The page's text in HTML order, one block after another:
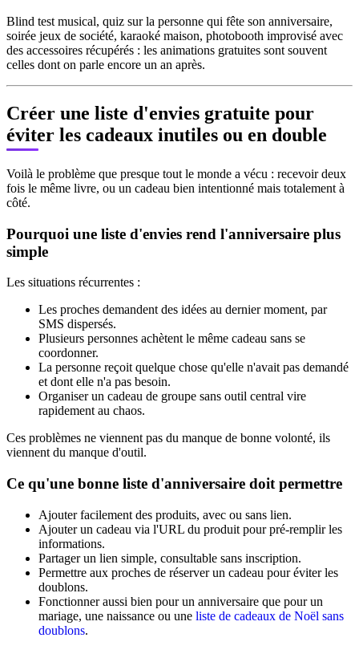
Blind test musical, quiz sur la personne qui fête son anniversaire,
soirée jeux de société, karaoké maison, photobooth improvisé avec
des accessoires récupérés : les animations gratuites sont souvent
celles dont on parle encore un an après.
Créer une liste d'envies gratuite pour
éviter les cadeaux inutiles ou en double
Voilà le problème que presque tout le monde a vécu : recevoir deux
fois le même livre, ou un cadeau bien intentionné mais totalement à
côté.
Pourquoi une liste d'envies rend l'anniversaire plus
simple
Les situations récurrentes :
Les proches demandent des idées au dernier moment, par
SMS dispersés.
Plusieurs personnes achètent le même cadeau sans se
coordonner.
La personne reçoit quelque chose qu'elle n'avait pas demandé
et dont elle n'a pas besoin.
Organiser un cadeau de groupe sans outil central vire
rapidement au chaos.
Ces problèmes ne viennent pas du manque de bonne volonté, ils
viennent du manque d'outil.
Ce qu'une bonne liste d'anniversaire doit permettre
Ajouter facilement des produits, avec ou sans lien.
Ajouter un cadeau via l'URL du produit pour pré-remplir les
informations.
Partager un lien simple, consultable sans inscription.
Permettre aux proches de réserver un cadeau pour éviter les
doublons.
Fonctionner aussi bien pour un anniversaire que pour un
mariage, une naissance ou une liste de cadeaux de Noël sans
doublons.